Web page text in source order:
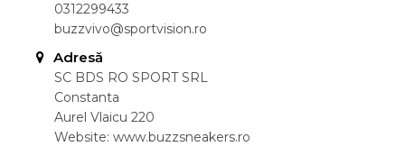
0312299433
buzzvivo@sportvision.ro
Adresă
SC BDS RO SPORT SRL
Constanta
Aurel Vlaicu 220
Website: www.buzzsneakers.ro